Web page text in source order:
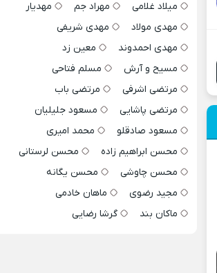
میلاد غلامی
مهراد جم
مهدیار
مهدی مولاد
مهدی شریفی
مهدی احمدوند
معین زد
مسیح و آرش
مسلم فتاحی
مرتضی اشرفی
مرتضی باب
مرتضی پاشایی
مسعود جلیلیان
مسعود صادقلو
محمد امیری
محسن ابراهیم زاده
محسن لرستانی
محسن چاوشی
محسن یگانه
مجید رضوی
ماهان خادمی
ماکان بند
گرشا رضایی